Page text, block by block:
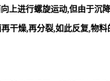
上进行螺旋运动,但由于沉
燥,再分裂,如此反复,物